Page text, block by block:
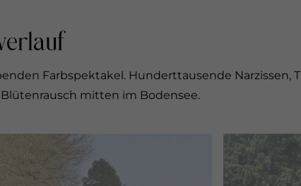
Farbspektakel. Hunderttausende Narzissen,
mitten im Bodensee.